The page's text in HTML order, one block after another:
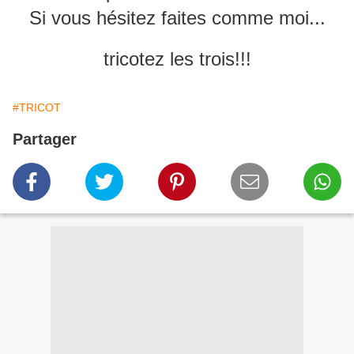
Si vous hésitez faites comme moi...
tricotez les trois!!!
#TRICOT
Partager